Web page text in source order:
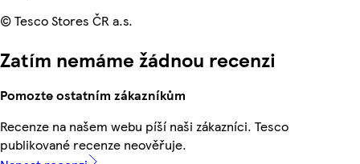
© Tesco Stores ČR a.s.
Zatím nemáme žádnou recenzi
Pomozte ostatním zákazníkům
Recenze na našem webu píší naši zákazníci. Tesco
publikované recenze neověřuje.